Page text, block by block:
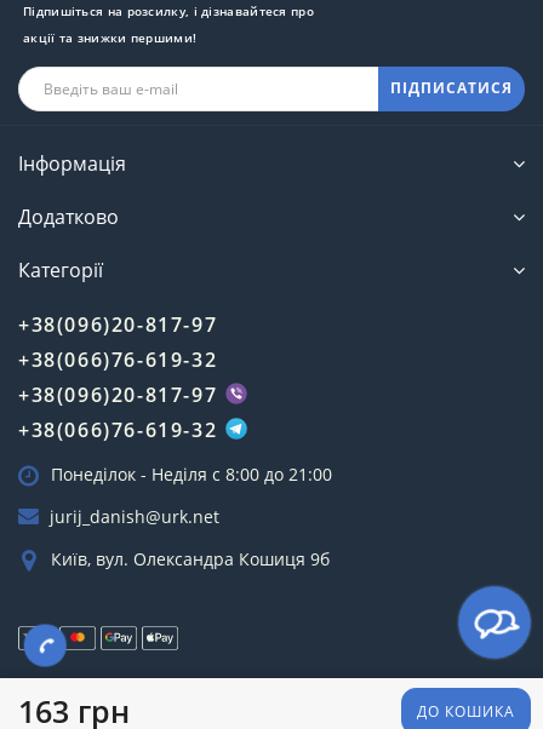
163 грн ДО КОШИКА
Підпишіться на розсилку, і дізнавайтеся про
акції та знижки першими!
ПІДПИСАТИСЯ
Інформація
Додатково
Категорії
+38(096)20-817-97
+38(066)76-619-32
+38(096)20-817-97
+38(066)76-619-32
Понеділок - Неділя c 8:00 до 21:00
jurij_danish@urk.net
Київ, вул. Олександра Кошиця 9б